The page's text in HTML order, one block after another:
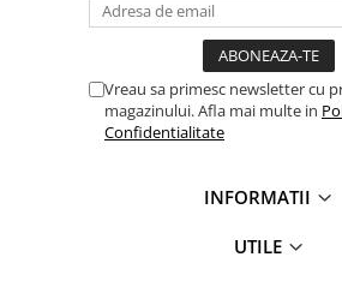
Vreau sa primesc newsletter cu
magazinului. Afla mai multe in
Confidentialitate
INFORMATII
UTILE